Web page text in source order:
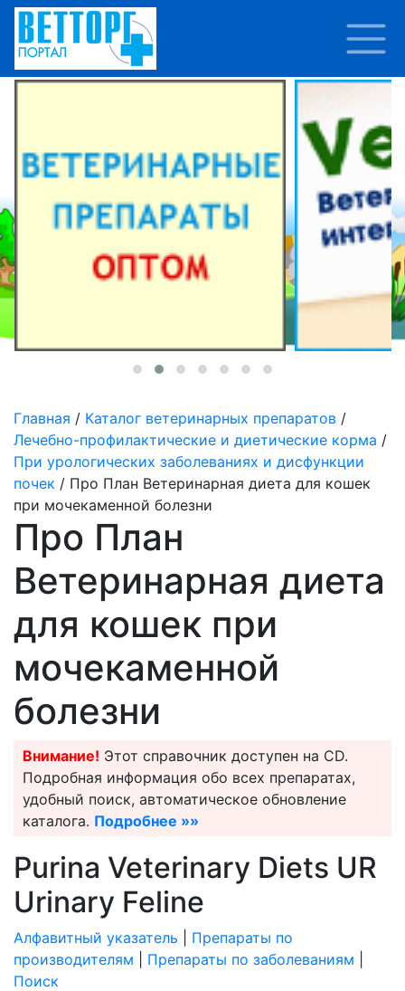
Главная / Каталог ветеринарных препаратов /
Лечебно-профилактические и диетические корма /
При урологических заболеваниях и дисфункции
почек / Про План Ветеринарная диета для кошек
при мочекаменной болезни
Про План
Ветеринарная диета
для кошек при
мочекаменной
болезни
Внимание! Этот справочник доступен на CD.
Подробная информация обо всех препаратах,
удобный поиск, автоматическое обновление
каталога. Подробнее »»
Purina Veterinary Diets UR
Urinary Feline
Алфавитный указатель
Препараты по
производителям
Препараты по заболеваниям
Поиск